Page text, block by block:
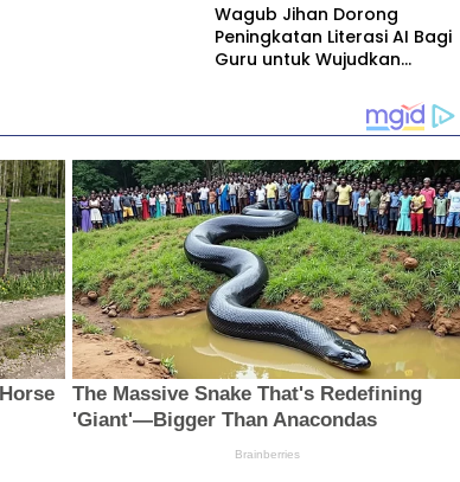
Wagub Jihan Dorong
Peningkatan Literasi AI Bagi
Guru untuk Wujudkan